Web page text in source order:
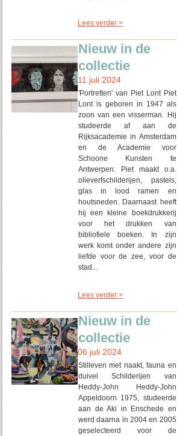
Lees verder >
Nieuw in de
collectie
11 juli 2024
'Portretten' van Piet Lont Piet
Lont is geboren in 1947 als
zoon van een visserman. Hij
studeerde af aan de
Rijksacademie in Amsterdam
en de Academie voor
Schoone Kunsten te
Antwerpen. Piet maakt o.a.
olieverfschilderijen, pastels,
glas in lood ramen en
houtsneden. Daarnaast heeft
hij een kleine boekdrukkerij
voor het drukken van
bibliofiele boeken. In zijn
werk komt onder andere zijn
liefde voor de zee, voor de
stad...
Lees verder >
Nieuw in de
collectie
06 juli 2024
Stilleven met naakt, fauna en
duivel Schilderijen van
Heddy-John Heddy-John
Appeldoorn 1975, studeerde
aan de Aki in Enschede en
werd daarna in 2004 en 2005
geselecteerd voor de